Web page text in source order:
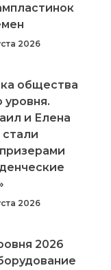
2026
общества
уровня.
и Елена
2026
2026